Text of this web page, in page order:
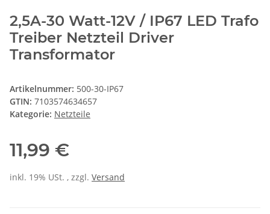
2,5A-30 Watt-12V / IP67 LED Trafo
Treiber Netzteil Driver
Transformator
Artikelnummer: 500-30-IP67
GTIN: 7103574634657
Kategorie: Netzteile
11,99 €
inkl. 19% USt. , zzgl. Versand